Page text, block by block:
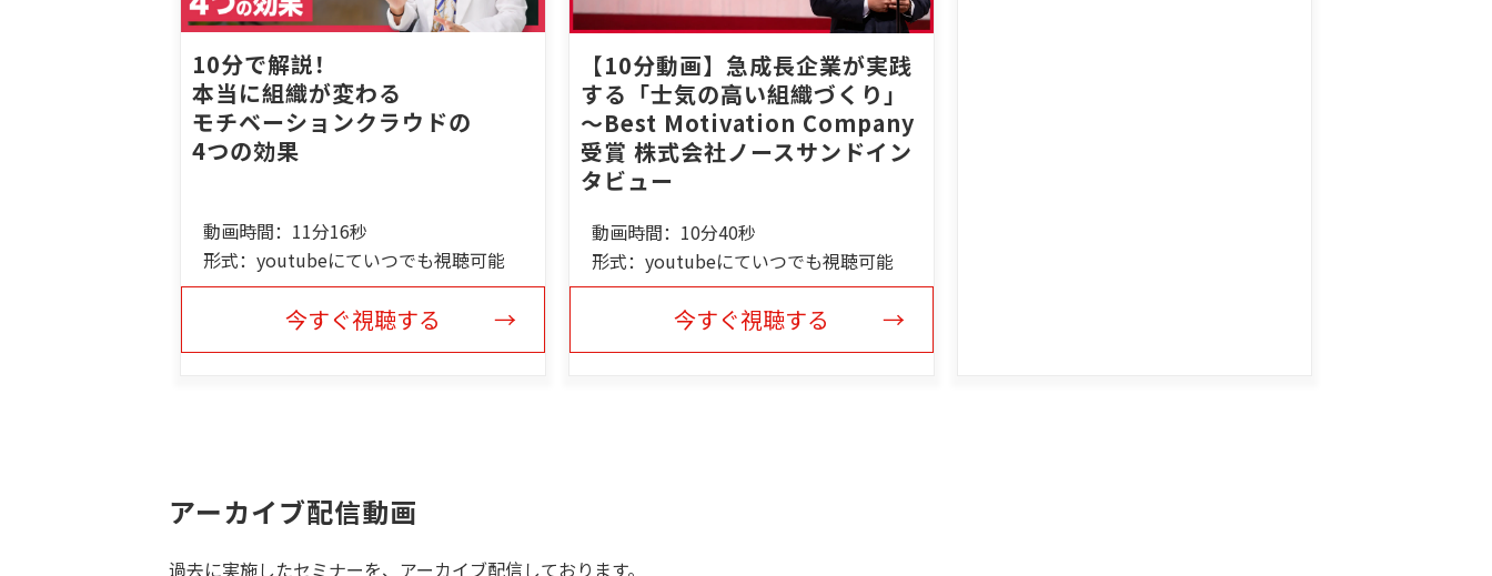
10分で解説！
本当に組織が変わる
モチベーションクラウドの
4つの効果
動画時間：11分16秒
形式：youtubeにていつでも視聴可能
今すぐ視聴する
【10分動画】急成長企業が実践
する「士気の高い組織づくり」
～Best Motivation Company
受賞 株式会社ノースサンドイン
タビュー
動画時間：10分40秒
形式：youtubeにていつでも視聴可能
今すぐ視聴する
アーカイブ配信動画
過去に実施したセミナーを、アーカイブ配信しております。